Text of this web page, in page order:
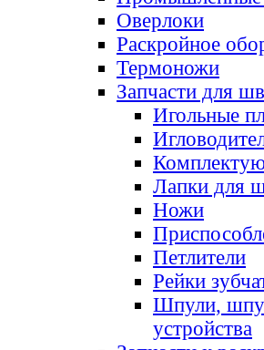
Оверлоки
Раскройное
Термоножи
Запчасти для
Игольные
Лапки для
Ножи
Петлители
Рейки
Шпули,
устройства